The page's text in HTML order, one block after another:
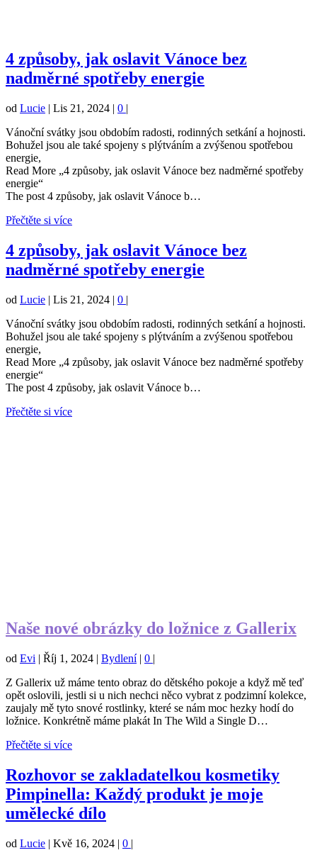
4 způsoby, jak oslavit Vánoce bez
nadměrné spotřeby energie
od Lucie | Lis 21, 2024 | 0 |
Vánoční svátky jsou obdobím radosti, rodinných setkání a hojnosti.
Bohužel jsou ale také spojeny s plýtváním a zvýšenou spotřebou
energie,
Read More „4 způsoby, jak oslavit Vánoce bez nadměrné spotřeby
energie“
The post 4 způsoby, jak oslavit Vánoce b…
Přečtěte si více
4 způsoby, jak oslavit Vánoce bez
nadměrné spotřeby energie
od Lucie | Lis 21, 2024 | 0 |
Vánoční svátky jsou obdobím radosti, rodinných setkání a hojnosti.
Bohužel jsou ale také spojeny s plýtváním a zvýšenou spotřebou
energie,
Read More „4 způsoby, jak oslavit Vánoce bez nadměrné spotřeby
energie“
The post 4 způsoby, jak oslavit Vánoce b…
Přečtěte si více
Naše nové obrázky do ložnice z Gallerix
od Evi | Říj 1, 2024 | Bydlení| 0 |
Z Gallerix už máme tento obraz do dětského pokoje a když mě teď
opět oslovili, jestli si u nich nechci něco vybrat z podzimní kolekce,
zaujaly mě tyto snové rostlinky, které se nám moc hezky hodí do
ložnice. Konkrétně máme plakát In The Wild a Single D…
Přečtěte si více
Rozhovor se zakladatelkou kosmetiky
Pimpinella: Každý produkt je moje
umělecké dílo
od Lucie | Kvě 16, 2024 | 0 |